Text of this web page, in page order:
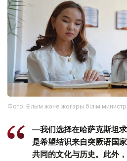
Фото: Ғылым және жоғары білім
—我们选择在哈萨克斯坦
是希望结识来自突厥语国
共同的文化与历史。此外